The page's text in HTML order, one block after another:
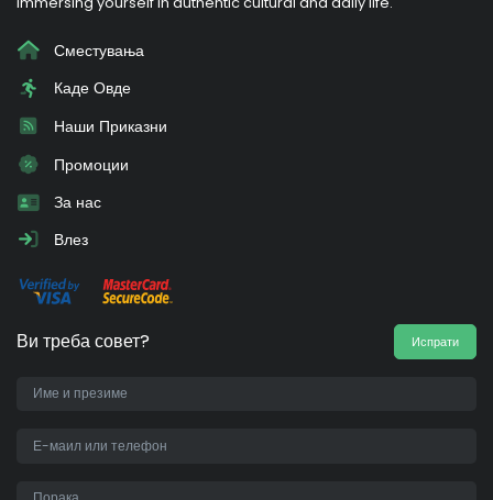
Сместувања
Каде Овде
Наши Приказни
Промоции
За нас
Влез
Ви треба совет? Испрати